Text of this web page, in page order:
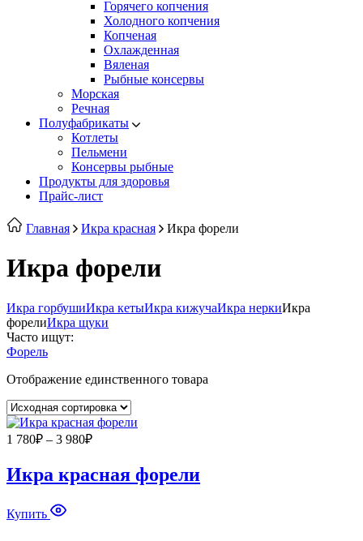
Горячего копчения
Холодного копчения
Копченая
Охлажденная
Вяленая
Рыбные консервы
Морская
Речная
Полуфабрикаты
Котлеты
Пельмени
Консервы рыбные
Продукты для здоровья
Прайс-лист
Главная Икра красная Икра форели
Икра форели
Икра горбушиИкра кетыИкра кижучаИкра неркиИкра
форелиИкра щуки
Часто ищут:
Форель
Отображение единственного товара
1 780₽ – 3 980₽Диапазон
780₽
Икра красная форели
Купить